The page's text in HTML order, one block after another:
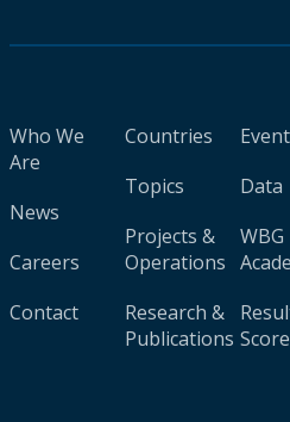
Who We
Are
News
Careers
Contact
Countries
Topics
Projects &
Operations
Research &
Publications
Data
WBG